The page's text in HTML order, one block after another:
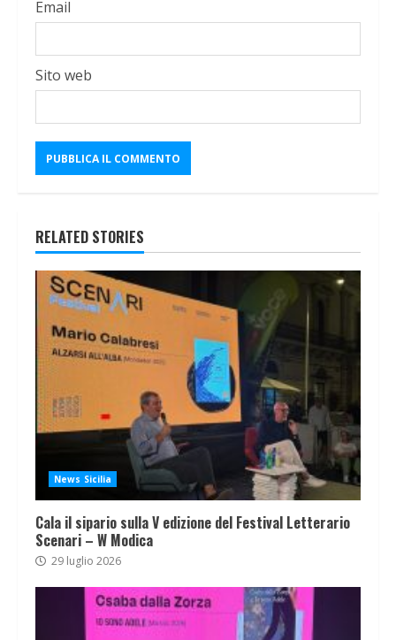
Email
Sito web
RELATED STORIES
News Sicilia
Cala il sipario sulla V edizione del Festival Letterario
Scenari – W Modica
29 luglio 2026